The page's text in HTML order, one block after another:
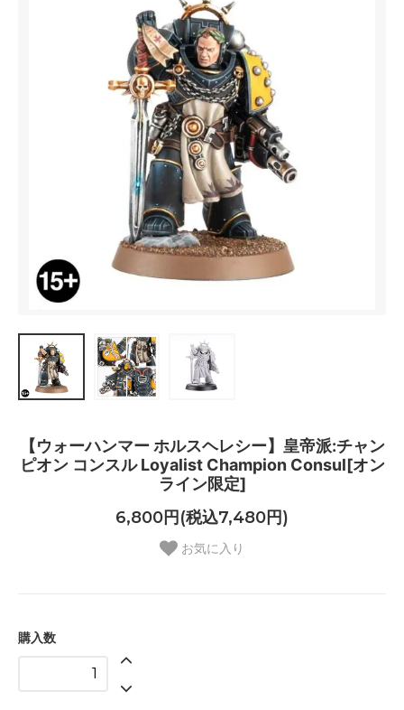
【ウォーハンマー ホルスヘレシー】皇帝派:チャン
ピオン コンスル Loyalist Champion Consul[オン
ライン限定]
6,800円(税込7,480円)
お気に入り
購入数